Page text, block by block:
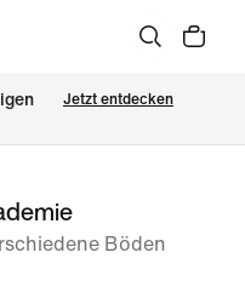
Jetzt entdecken
Böden